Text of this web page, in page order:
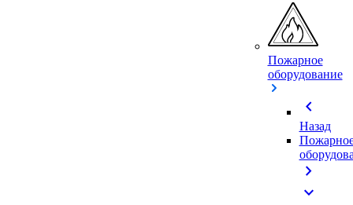
Пожарное
оборудование
chevron_left
Назад
chevron_right
expand_more